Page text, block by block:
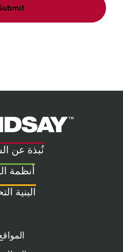
نُبذة عن
أنظمة
البنية